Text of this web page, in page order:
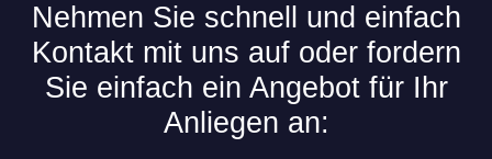
Nehmen Sie schnell und einfach
Kontakt mit uns auf oder fordern
Sie einfach ein Angebot für Ihr
Anliegen an: